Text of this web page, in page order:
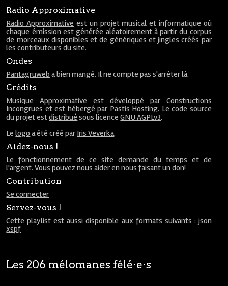
Radio Approximative
Radio Approximative est un projet musical et informatique où
chaque émission est générée aléatoirement à partir du corpus
de morceaux disponibles et de génériques et jingles créés par
les contributeurs du site.
Ondes
Pantagruweb a bien mangé. Il ne compte pas s'arrêter là.
Crédits
Musique Approximative est développé par Constructions
Incongrues et est hébergé par Pastis Hosting. Le code source
du projet estdistribué sous licenceGNU AGPLv3.
Lelogo a été créé par Iris Veverka.
Aidez-nous !
Le fonctionnement de ce site demande du temps et de
l'argent. Vous pouvez nous aider en nous faisant undon!
Contribution
Se connecter
Servez-vous !
Cette playlist est aussi disponible aux formats suivants : json
xspf
Les 206 mélomanes fêlé⋅e⋅s